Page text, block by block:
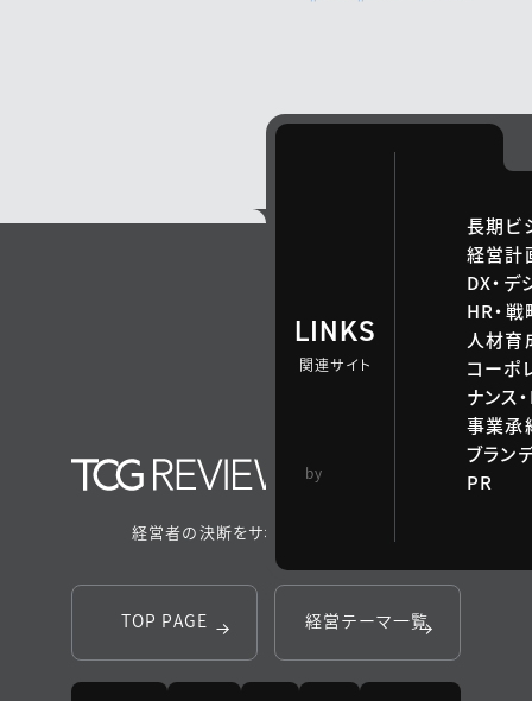
LINKS
関連サイト
長期ビ
経営計
DX・デ
HR・
人材育
コーポ
ナンス
事業承
ブラン
PR
by
経営者の決断をサポートするメディア
TOP PAGE 経営テーマ一覧